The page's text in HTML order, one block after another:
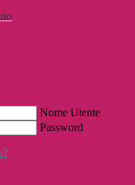
Nome Utente
Password